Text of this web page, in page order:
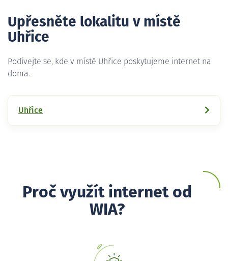
Upřesněte lokalitu v místě
Uhřice
Podívejte se, kde v místě Uhřice poskytujeme internet na
doma.
Uhřice
Proč využít internet od
WIA?